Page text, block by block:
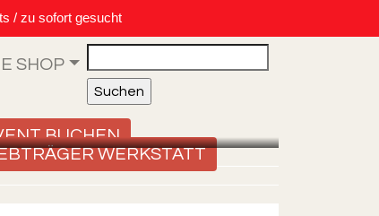
/ zu sofort gesucht
SHOP
BUCHEN
WERKSTATT